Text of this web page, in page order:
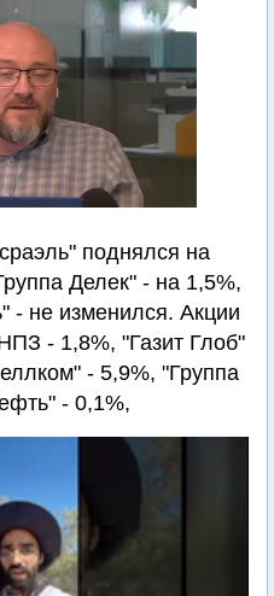
поднялся на
Делек" - на 1,5%,
- не изменился. Акции
- 1,8%, "Газит Глоб"
- 5,9%, "Группа
- 0,1%,